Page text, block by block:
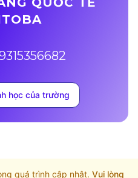
học của trường
quá trình cập nhật. Vui lòng